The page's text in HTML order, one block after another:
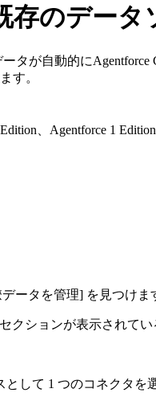
存のデー
ータが自動的に
す。
、Agentforce 1 Edition
ータを管理] を見つけま
ションが表示されている
として 1 つのコネクタ